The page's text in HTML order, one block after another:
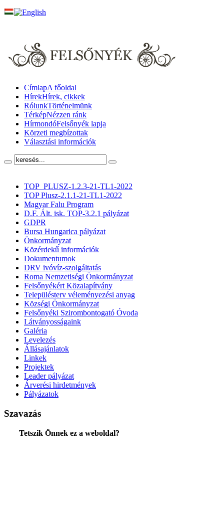
CímlapA főoldal
HírekHírek, cikkek
RólunkTörténelmünk
TérképNézzen ránk
HírmondóFelsőnyék lapja
Körzeti megbízottak
Választási információk
TOP_PLUSZ-1.2.3-21-TL1-2022
TOP Plusz-2.1.1-21-TL1-2022
Magyar Falu Program
D.F. Ált. isk. TOP-3.2.1 pályázat
GDPR
Bursa Hungarica pályázat
Önkormányzat
Közérdekű információk
Dokumentumok
DRV ivóvíz-szolgáltatás
Roma Nemzetiségi Önkormányzat
Felsőnyékért Közalapítvány
Településterv véleményezési anyag
Községi Önkormányzat
Felsőnyéki Szirombontogató Óvoda
Látványosságaink
Galéria
Levelezés
Állásajánlatok
Linkek
Projektek
Leader pályázat
Árverési hirdetmények
Pályázatok
Szavazás
Tetszik Önnek ez a weboldal?